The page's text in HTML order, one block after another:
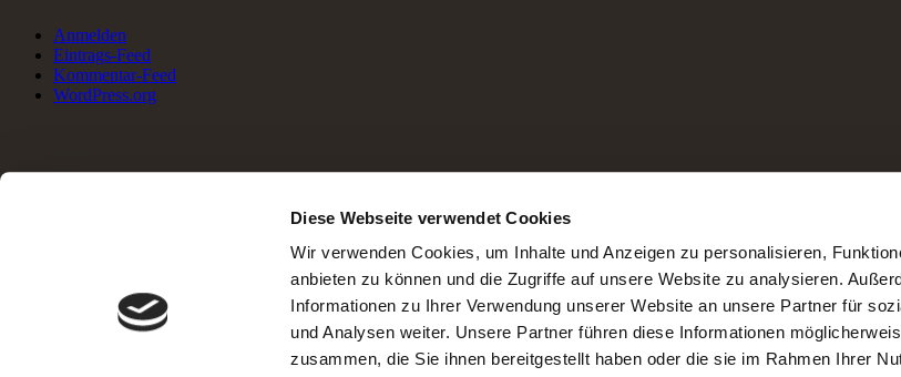
Diese Webseite verwendet Cookies
Wir verwenden Cookies, um Inhalte und Anzeigen zu personalisieren,
anbieten zu können und die Zugriffe auf unsere Website zu analysieren.
Informationen zu Ihrer Verwendung unserer Website an unsere Partner für
und Analysen weiter. Unsere Partner führen diese Informationen
zusammen, die Sie ihnen bereitgestellt haben oder die sie im Rahmen Ihrer
Anmelden
Eintrags-Feed
Kommentar-Feed
WordPress.org